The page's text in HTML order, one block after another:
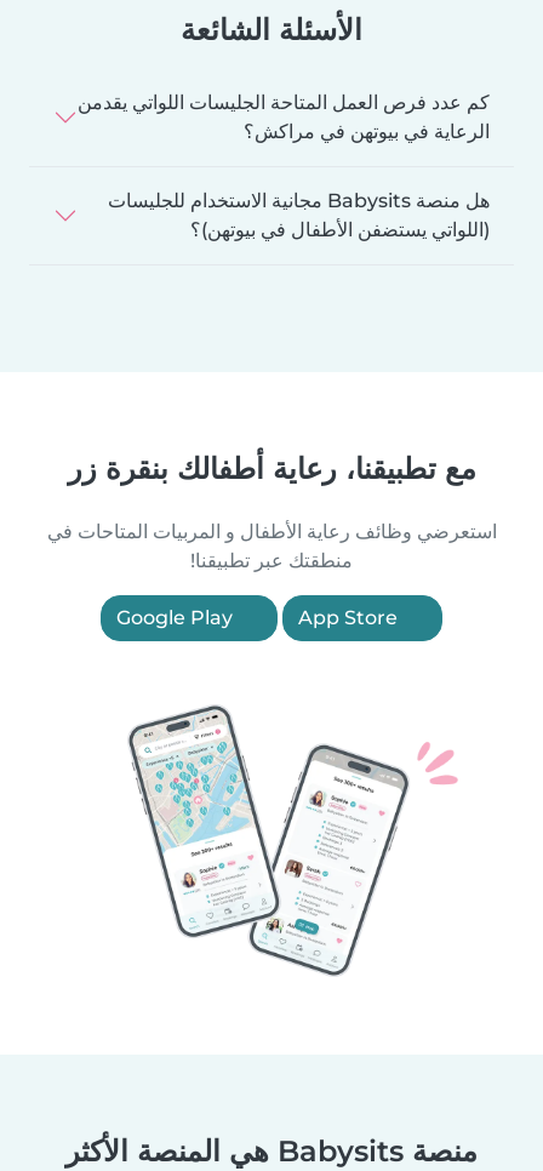
الأسئلة الشائعة
كم عدد فرص العمل المتاحة الجليسات اللواتي يقدمن
الرعاية في بيوتهن في مراكش؟
هل منصة Babysits مجانية الاستخدام للجليسات
(اللواتي يستضفن الأطفال في بيوتهن)؟
مع تطبيقنا، رعاية أطفالك بنقرة زر
استعرضي وظائف رعاية الأطفال و المربيات المتاحات في
منطقتك عبر تطبيقنا!
منصة Babysits هي المنصة الأكثر